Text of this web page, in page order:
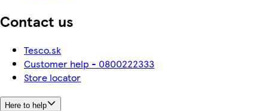
Contact us
Tesco.sk
Customer help - 0800222333
Store locator
Here to help